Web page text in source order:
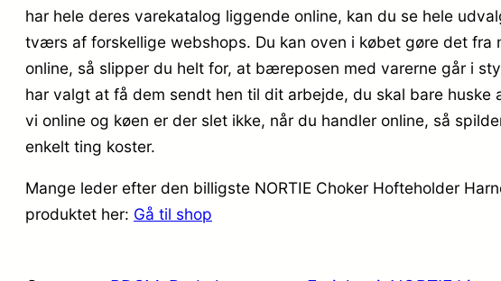
har hele deres varekatalog liggende online, kan du se hele
tværs af forskellige webshops. Du kan oven i købet gøre det
online, så slipper du helt for, at bæreposen med varerne går i
har valgt at få dem sendt hen til dit arbejde, du skal bare
vi online og køen er der slet ikke, når du handler online, så
enkelt ting koster.
Mange leder efter den billigste NORTIE Choker Hofteholder
produktet her: Gå til shop